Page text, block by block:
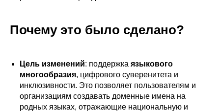
Почему это было сделано?
Цель изменений: поддержка языкового
многообразия, цифрового суверенитета и
инклюзивности. Это позволяет пользователям и
организациям создавать доменные имена на
родных языках, отражающие национальную и